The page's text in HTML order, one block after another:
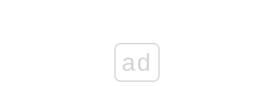
ad